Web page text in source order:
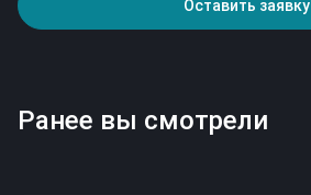
Оставить заявку
Ранее вы смотрели